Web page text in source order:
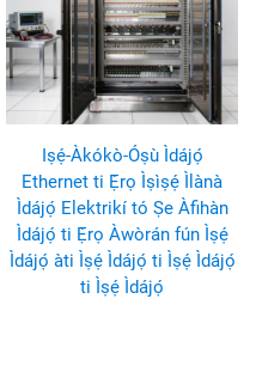
Iṣẹ́-Àkókò-Óṣù Ìdájọ́
Ethernet ti Ẹ̀rọ Ìṣìṣẹ́ Ìlànà
Ìdájọ́ Elektrikí tó Ṣe Àfihàn
Ìdájọ́ ti Ẹ̀rọ Àwòrán fún Ìṣẹ́
Ìdájọ́ àti Ìṣẹ́ Ìdájọ́ ti Ìṣẹ́ Ìdájọ́
ti Ìṣẹ́ Ìdájọ́